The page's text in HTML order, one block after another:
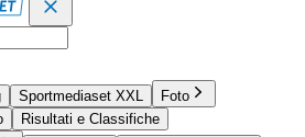
Sportmediaset XXL
Foto
Risultati e Classifiche